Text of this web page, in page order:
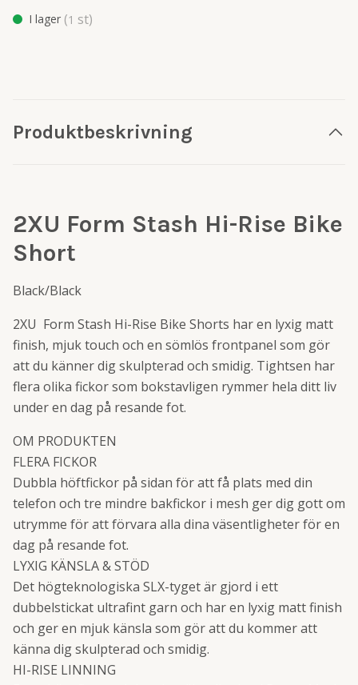
I lager (1 st)
Produktbeskrivning
2XU Form Stash Hi-Rise Bike
Short
Black/Black
2XU Form Stash Hi-Rise Bike Shorts har en lyxig matt
finish, mjuk touch och en sömlös frontpanel som gör
att du känner dig skulpterad och smidig. Tightsen har
flera olika fickor som bokstavligen rymmer hela ditt liv
under en dag på resande fot.
OM PRODUKTEN
FLERA FICKOR
Dubbla höftfickor på sidan för att få plats med din
telefon och tre mindre bakfickor i mesh ger dig gott om
utrymme för att förvara alla dina väsentligheter för en
dag på resande fot.
LYXIG KÄNSLA & STÖD
Det högteknologiska SLX-tyget är gjord i ett
dubbelstickat ultrafint garn och har en lyxig matt finish
och ger en mjuk känsla som gör att du kommer att
känna dig skulpterad och smidig.
HI-RISE LINNING